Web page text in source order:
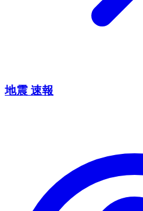
地震 速報